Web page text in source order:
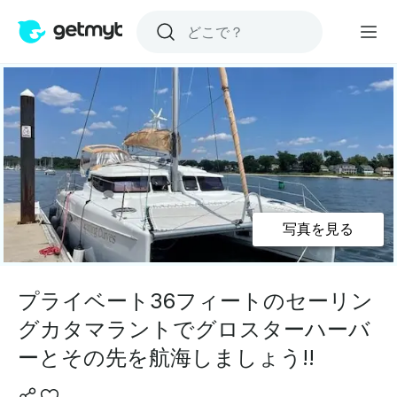
写真を見る
プライベート36フィートのセーリン
グカタマラントでグロスターハーバ
ーとその先を航海しましょう!!